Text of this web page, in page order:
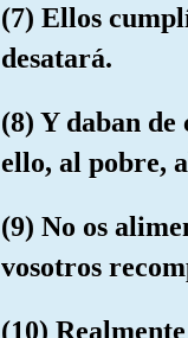
(7) Ellos
desatará.
(8) Y daban de
ello, al pobre,
(9) No os
vosotros
(10)